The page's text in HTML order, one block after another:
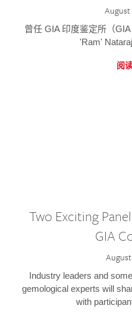
August
曾任 GIA 印度鉴定所（
'Ram'
阅
Two Exciting
GIA
August
Industry leaders and
gemological experts will
with